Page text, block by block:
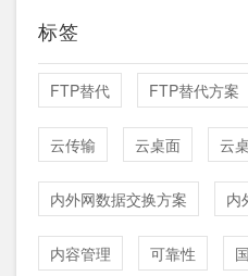
标签
FTP替代 FTP替代方案
云传输 云桌面 云
内外网数据交换方案 内
内容管理 可靠性